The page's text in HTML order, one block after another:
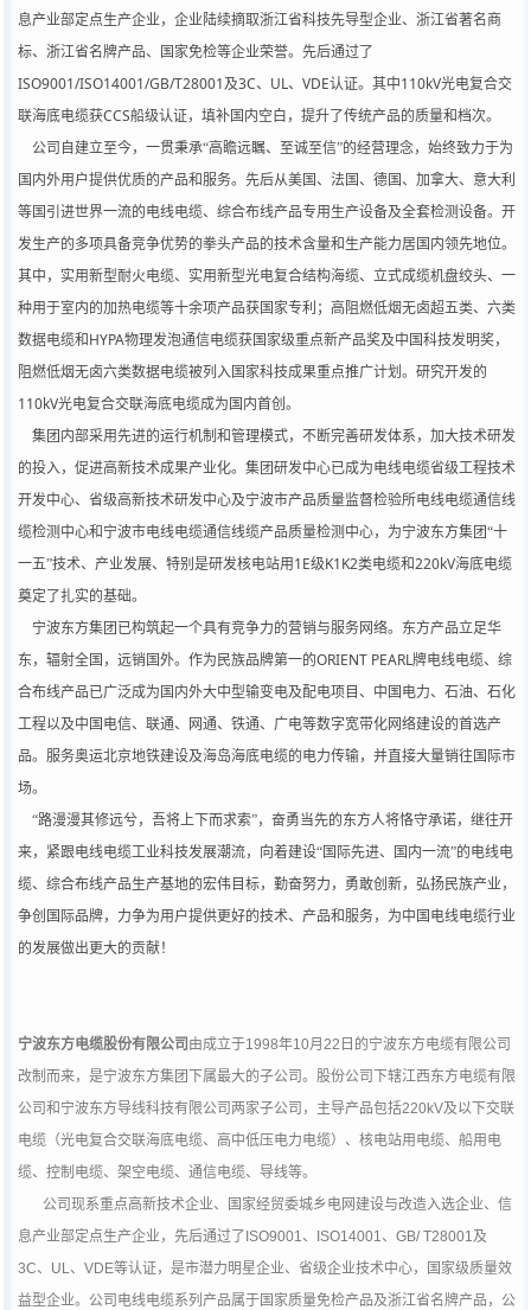
息产业部定点生产企业，企业陆续摘取浙江省科技先导型企业、浙江省著名商
标、浙江省名牌产品、国家免检等企业荣誉。先后通过了
ISO9001/ISO14001/GB/T28001及3C、 UL、 VDE认证。其中110kV光电复合交
联海底电缆获CCS船级认证，填补国内空白，提升了传统产品的质量和档次。
公司自建立至今，一贯秉承“高瞻远瞩、至诚至信”的经营理念，始终致力于为
国内外用户提供优质的产品和服务。先后从美国、法国、德国、加拿大、意大利
等国引进世界一流的电线电缆、综合布线产品专用生产设备及全套检测设备。开
发生产的多项具备竞争优势的拳头产品的技术含量和生产能力居国内领先地位。
其中，实用新型耐火电缆、实用新型光电复合结构海缆、立式成缆机盘绞头、一
种用于室内的加热电缆等十余项产品获国家专利；高阻燃低烟无卤超五类、六类
数据电缆和 HYPA物理发泡通信电缆获国家级重点新产品奖及中国科技发明奖，
阻燃低烟无卤六类数据电缆被列入国家科技成果重点推广计划。研究开发的
110kV光电复合交联海底电缆成为国内首创。
集团内部采用先进的运行机制和管理模式，不断完善研发体系，加大技术研发
的投入，促进高新技术成果产业化。集团研发中心已成为电线电缆省级工程技术
开发中心、省级高新技术研发中心及宁波市产品质量监督检验所电线电缆通信线
缆检测中心和宁波市电线电缆通信线缆产品质量检测中心，为宁波东方集团“十
一五”技术、产业发展、特别是研发核电站用 1E级K1K2类电缆和220kV海底电缆
奠定了扎实的基础。
宁波东方集团已构筑起一个具有竞争力的营销与服务网络。东方产品立足华
东，辐射全国，远销国外。作为民族品牌第一的ORIENT PEARL牌电线电缆、综
合布线产品已广泛成为国内外大中型输变电及配电项目、中国电力、石油、石化
工程以及中国电信、联通、网通、铁通、广电等数字宽带化网络建设的首选产
品。服务奥运北京地铁建设及海岛海底电缆的电力传输，并直接大量销往国际市
场。
“路漫漫其修远兮，吾将上下而求索”，奋勇当先的东方人将恪守承诺，继往开
来，紧跟电线电缆工业科技发展潮流，向着建设“国际先进、国内一流”的电线电
缆、综合布线产品生产基地的宏伟目标，勤奋努力，勇敢创新，弘扬民族产业，
争创国际品牌，力争为用户提供更好的技术、产品和服务，为中国电线电缆行业
的发展做出更大的贡献！
宁波东方电缆股份有限公司 由成立于1998年10月 22 日的宁波东方电缆有限公司
改制而来，是宁波东方集团下属最大的子公司。股份公司下辖江西东方电缆有限
公司和宁波东方导线科技有限公司两家子公司，主导产品包括220kV及以下交联
电缆（光电复合交联海底电缆、高中低压电力电缆）、核电站用电缆、船用电
缆、控制电缆、架空电缆、通信电缆、导线等。
公司现系重点高新技术企业、国家经贸委城乡电网建设与改造入选企业、信
息产业部定点生产企业，先后通过了 ISO9001、 ISO14001、 GB/ T28001及
3C、 UL、 VDE等认证，是市潜力明星企业、省级企业技术中心，国家级质量效
益型企业。公司电线电缆系列产品属于国家质量免检产品及浙江省名牌产品，公